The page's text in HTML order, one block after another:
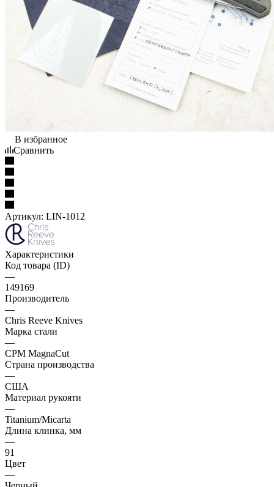
В избранное
Сравнить
Артикул: LIN-1012
Характеристики
Код товара (ID)
—
149169
Производитель
—
Chris Reeve Knives
Марка стали
—
CPM MagnaCut
Страна производства
—
США
Материал рукояти
—
Titanium/Micarta
Длина клинка, мм
—
91
Цвет
—